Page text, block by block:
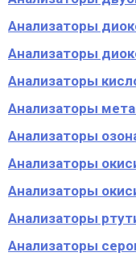
Анализаторы
Анализаторы
Анализаторы
Анализаторы
Анализаторы
Анализаторы
Анализаторы
Анализаторы
Анализаторы